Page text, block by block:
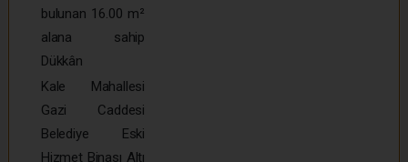
bulunan 16.00 m²
alana sahip
Dükkân
Kale Mahallesi
Gazi Caddesi
Belediye Eski
Hizmet Binası Altı